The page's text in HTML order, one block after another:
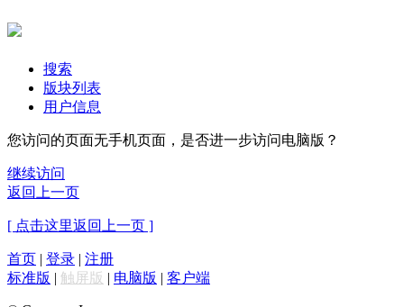
搜索
版块列表
用户信息
您访问的页面无手机页面，是否进一步访问电脑版？
继续访问
返回上一页
[ 点击这里返回上一页 ]
首页 | 登录 | 注册
标准版 | 触屏版 | 电脑版 | 客户端